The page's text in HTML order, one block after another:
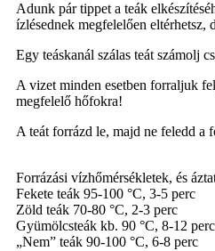
Adunk pár tippet a teák
ízlésednek megfelelően eltérhetsz,
Egy teáskanál szálas teát számolj
A vizet minden esetben forraljuk
megfelelő hőfokra!
A teát forrázd le, majd ne feledd a
Forrázási vízhőmérsékletek, és
Fekete teák 95-100 °C, 3-5 perc
Zöld teák 70-80 °C, 2-3 perc
Gyümölcsteák kb. 90 °C, 8-12 perc
„Nem” teák 90-100 °C, 6-8 perc